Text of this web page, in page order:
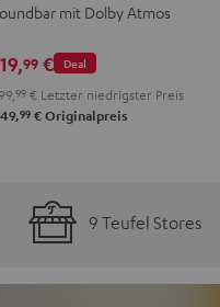
Dolby
"2.1-
Set"
Schwarz
Dolby
"2.1-
Set"
Weiß
mit Dolby Atmos
Deal
99 €
99 € Letzter niedrigster Preis
99 € Originalpreis
9 Teufel Stores